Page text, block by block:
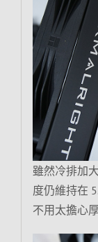
雖然冷排加
度仍維持在
不用太擔心